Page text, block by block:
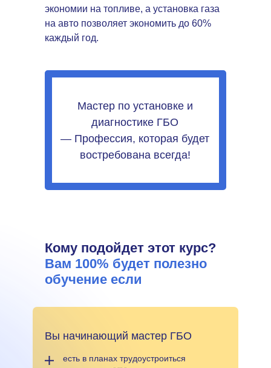
экономии на топливе, а установка газа
на авто позволяет экономить до 60%
каждый год.
Мастер по установке и
диагностике ГБО
— Профессия, которая будет
востребована всегда!
Кому подойдет этот курс?
Вам 100% будет полезно
обучение если
Вы начинающий мастер ГБО
есть в планах трудоустроиться